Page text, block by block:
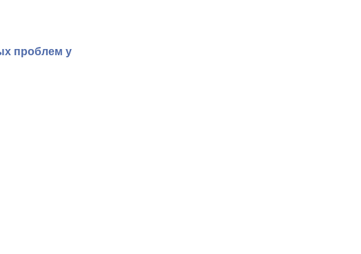
проблем у